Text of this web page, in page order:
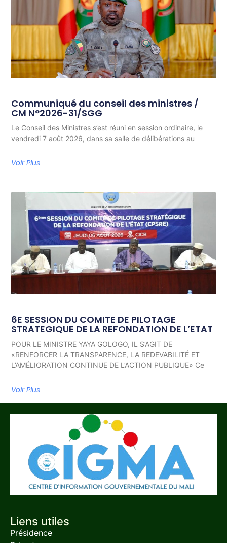
Communiqué du conseil des ministres /
CM N°2026-31/SGG
Le Conseil des Ministres s’est réuni en session ordinaire, le
vendredi 7 août 2026, dans sa salle de délibérations au
Voir Plus
6E SESSION DU COMITE DE PILOTAGE
STRATEGIQUE DE LA REFONDATION DE L’ETAT
POUR LE MINISTRE YAYA GOLOGO, IL S’AGIT DE
«RENFORCER LA TRANSPARENCE, LA REDEVABILITÉ ET
L’AMÉLIORATION CONTINUE DE L’ACTION PUBLIQUE» Ce
Voir Plus
Liens utiles
Présidence